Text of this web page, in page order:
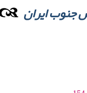
جنوب ایران